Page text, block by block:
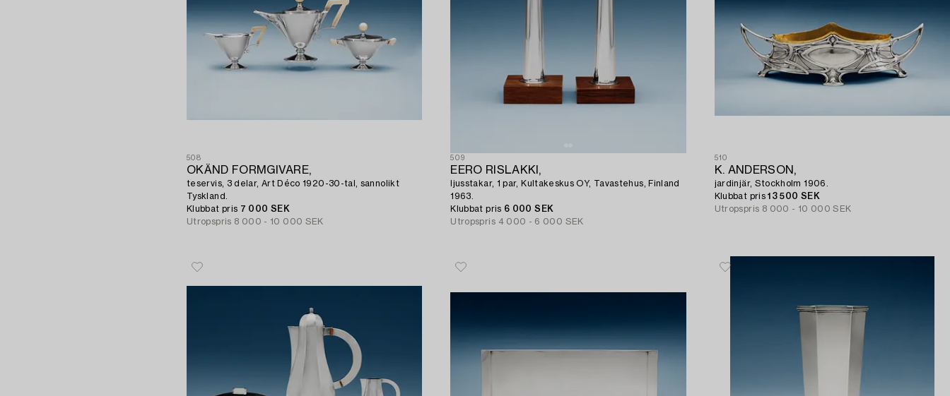
508
OKÄND FORMGIVARE,
teservis, 3 delar, Art Déco 1920-30-tal, sannolikt
Tyskland.
Klubbat pris 7 000 SEK
Utropspris 8 000 - 10 000 SEK
509
EERO RISLAKKI,
ljusstakar, 1 par, Kultakeskus OY, Tavastehus, Finland
1963.
Klubbat pris 6 000 SEK
Utropspris 4 000 - 6 000 SEK
510
K. ANDERSON,
jardinjär, Stockholm 1906.
Klubbat pris13 500 SEK
Utropspris 8 000 - 10 000 SEK